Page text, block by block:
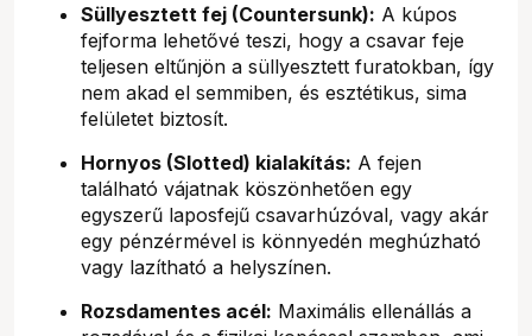
Süllyesztett fej (Countersunk): A kúpos
fejforma lehetővé teszi, hogy a csavar feje
teljesen eltűnjön a süllyesztett furatokban, így
nem akad el semmiben, és esztétikus, sima
felületet biztosít.
Hornyos (Slotted) kialakítás: A fejen
található vájatnak köszönhetően egy
egyszerű laposfejű csavarhúzóval, vagy akár
egy pénzérmével is könnyedén meghúzható
vagy lazítható a helyszínen.
Rozsdamentes acél: Maximális ellenállás a